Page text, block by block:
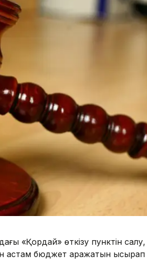
«Қордай» өткізу пунктін
бюджет қаражатын ысырап